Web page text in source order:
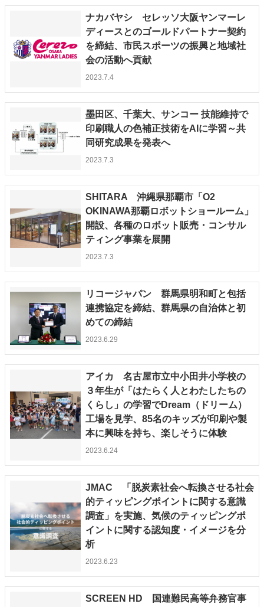
ナカバヤシ セレッソ大阪ヤンマーレ
ディースとのゴールドパートナー契約
を締結、市民スポーツの振興と地域社
会の活動へ貢献
2023.7.4
墨田区、千葉大、サンコー 技能維持で
印刷職人の色補正技術をAIに学習～共
同研究成果を発表へ
2023.7.3
SHITARA 沖縄県那覇市「O2
OKINAWA那覇ロボットショールーム」
開設、各種のロボット販売・コンサル
ティング事業を展開
2023.7.3
リコージャパン 群馬県明和町と包括
連携協定を締結、群馬県の自治体と初
めての締結
2023.6.29
アイカ 名古屋市立中小田井小学校の
３年生が「はたらく人とわたしたちの
くらし」の学習でDream（ドリーム）
工場を見学、85名のキッズが印刷や製
本に興味を持ち、楽しそうに体験
2023.6.24
JMAC 「脱炭素社会へ転換させる社会
的ティッピングポイントに関する意識
調査」を実施、気候のティッピングポ
イントに関する認知度・イメージを分
析
2023.6.23
SCREEN HD 国連難民高等弁務官事